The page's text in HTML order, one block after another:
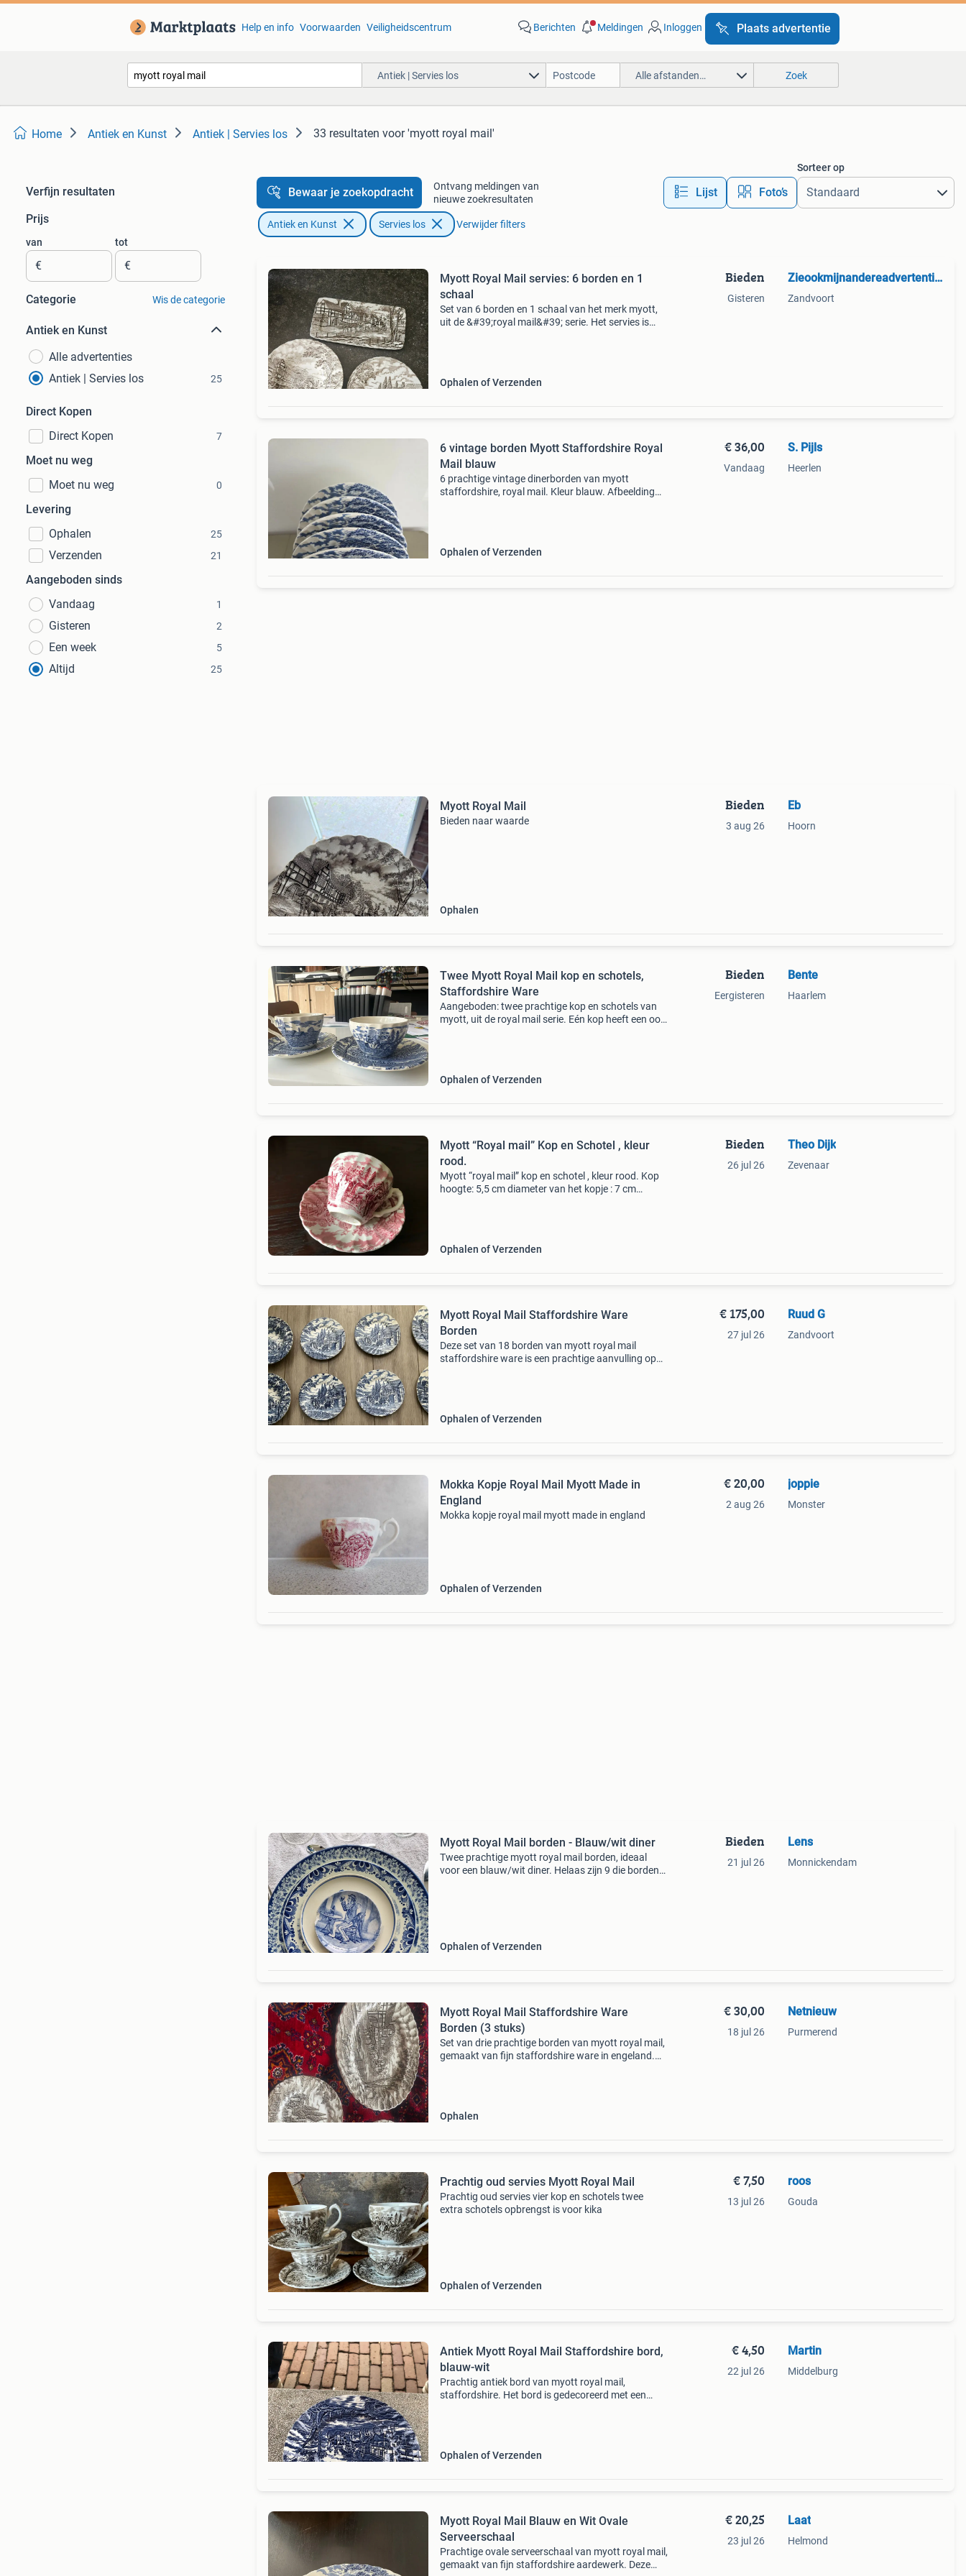
Help en info Voorwaarden Veiligheidscentrum Berichten Meldingen Inloggen Plaats advertentie
Antiek | Servies los Alle afstanden… Zoek
Home Antiek en Kunst Antiek | Servies los 33 resultaten voor 'myott royal mail'
Verfijn resultaten
Prijs
van
€
tot
€
Categorie Wis de categorie
Antiek en Kunst
Alle advertenties
Antiek | Servies los
25
Direct Kopen
Direct Kopen
7
Moet nu weg
Moet nu weg
0
Levering
Ophalen
25
Verzenden 21
Aangeboden sinds
Vandaag
1
Gisteren 2
Een week 5
Altijd 25
Bewaar je zoekopdracht
Ontvang meldingen van
nieuwe zoekresultaten
Lijst Foto’s
Sorteer op
Antiek en Kunst Servies los Verwijder filters
Myott Royal Mail servies: 6 borden en 1
schaal
Set van 6 borden en 1 schaal van het merk myott,
uit de &#39;royal mail&#39; serie. Het servies is
Ophalen of Verzenden
Bieden
Gisteren
Zieookmijnandereadvertenties.
Zandvoort
6 vintage borden Myott Staffordshire Royal
Mail blauw
6 prachtige vintage dinerborden van myott
staffordshire, royal mail. Kleur blauw. Afbeelding
Ophalen of Verzenden
€ 36,00
Vandaag
S. Pijls
Heerlen
Myott Royal Mail
Bieden naar waarde
Ophalen
Bieden
3 aug 26
Eb
Hoorn
Twee Myott Royal Mail kop en schotels,
Staffordshire Ware
Aangeboden: twee prachtige kop en schotels van
myott, uit de royal mail serie. Eén kop heeft een oor
Ophalen of Verzenden
Bieden
Eergisteren
Bente
Haarlem
Myott “Royal mail” Kop en Schotel , kleur
rood.
Myott “royal mail” kop en schotel , kleur rood. Kop
hoogte: 5,5 cm diameter van het kopje : 7 cm
Ophalen of Verzenden
Bieden
26 jul 26
Theo Dijk
Zevenaar
Myott Royal Mail Staffordshire Ware
Borden
Deze set van 18 borden van myott royal mail
staffordshire ware is een prachtige aanvulling op
Ophalen of Verzenden
€ 175,00
27 jul 26
Ruud G
Zandvoort
Mokka Kopje Royal Mail Myott Made in
England
Mokka kopje royal mail myott made in england
Ophalen of Verzenden
€ 20,00
2 aug 26
joppie
Monster
Myott Royal Mail borden - Blauw/wit diner
Twee prachtige myott royal mail borden, ideaal
voor een blauw/wit diner. Helaas zijn 9 die borden
Ophalen of Verzenden
Bieden
21 jul 26
Lens
Monnickendam
Myott Royal Mail Staffordshire Ware
Borden (3 stuks)
Set van drie prachtige borden van myott royal mail,
gemaakt van fijn staffordshire ware in engeland.
Ophalen
€ 30,00
18 jul 26
Netnieuw
Purmerend
Prachtig oud servies Myott Royal Mail
Prachtig oud servies vier kop en schotels twee
extra schotels opbrengst is voor kika
Ophalen of Verzenden
€ 7,50
13 jul 26
roos
Gouda
Antiek Myott Royal Mail Staffordshire bord,
blauw-wit
Prachtig antiek bord van myott royal mail,
staffordshire. Het bord is gedecoreerd met een
Ophalen of Verzenden
€ 4,50
22 jul 26
Martin
Middelburg
Myott Royal Mail Blauw en Wit Ovale
Serveerschaal
Prachtige ovale serveerschaal van myott royal mail,
gemaakt van fijn staffordshire aardewerk. Deze
€ 20,25
23 jul 26
Laat
Helmond